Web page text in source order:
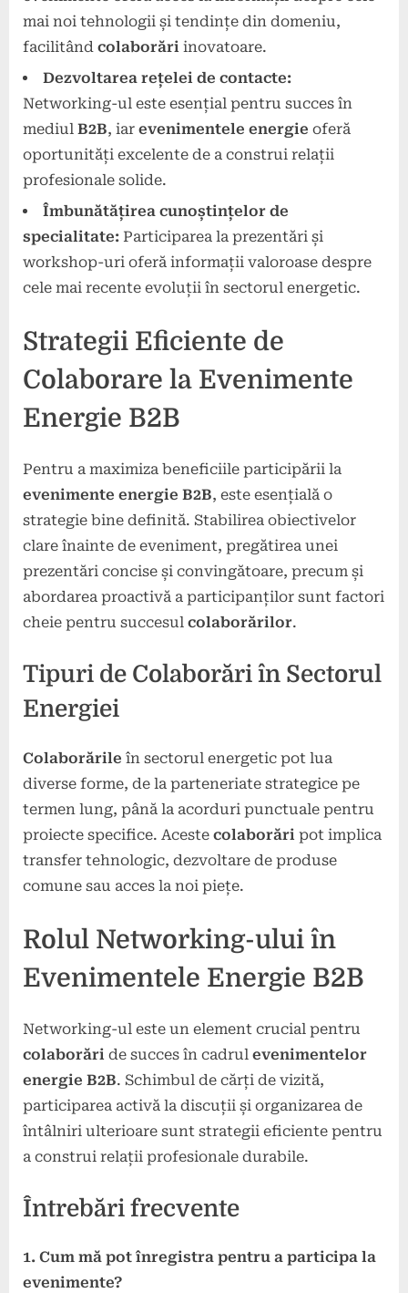
mai noi tehnologii și tendințe din domeniu,
facilitând colaborări inovatoare.
Dezvoltarea rețelei de contacte:
Networking-ul este esențial pentru succes în
mediul B2B, iar evenimentele energie oferă
oportunități excelente de a construi relații
profesionale solide.
Îmbunătățirea cunoștințelor de
specialitate: Participarea la prezentări și
workshop-uri oferă informații valoroase despre
cele mai recente evoluții în sectorul energetic.
Strategii Eficiente de
Colaborare la Evenimente
Energie B2B
Pentru a maximiza beneficiile participării la
evenimente energie B2B, este esențială o
strategie bine definită. Stabilirea obiectivelor
clare înainte de eveniment, pregătirea unei
prezentări concise și convingătoare, precum și
abordarea proactivă a participanților sunt factori
cheie pentru succesul colaborărilor.
Tipuri de Colaborări în Sectorul
Energiei
Colaborările în sectorul energetic pot lua
diverse forme, de la parteneriate strategice pe
termen lung, până la acorduri punctuale pentru
proiecte specifice. Aceste colaborări pot implica
transfer tehnologic, dezvoltare de produse
comune sau acces la noi piețe.
Rolul Networking-ului în
Evenimentele Energie B2B
Networking-ul este un element crucial pentru
colaborări de succes în cadrul evenimentelor
energie B2B. Schimbul de cărți de vizită,
participarea activă la discuții și organizarea de
întâlniri ulterioare sunt strategii eficiente pentru
a construi relații profesionale durabile.
Întrebări frecvente
1. Cum mă pot înregistra pentru a participa la
evenimente?